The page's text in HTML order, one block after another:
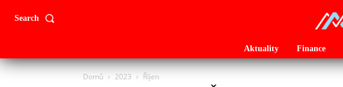
Search
Aktuality Finance
Domů 2023 Říjen